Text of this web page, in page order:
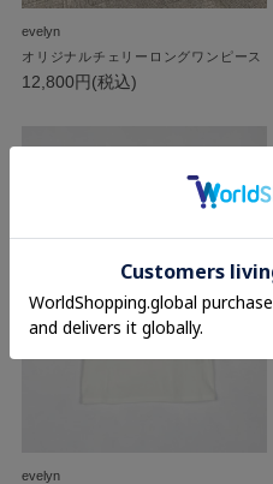
evelyn
オリジナルチェリーロングワンピース
12,800円(税込)
evelyn